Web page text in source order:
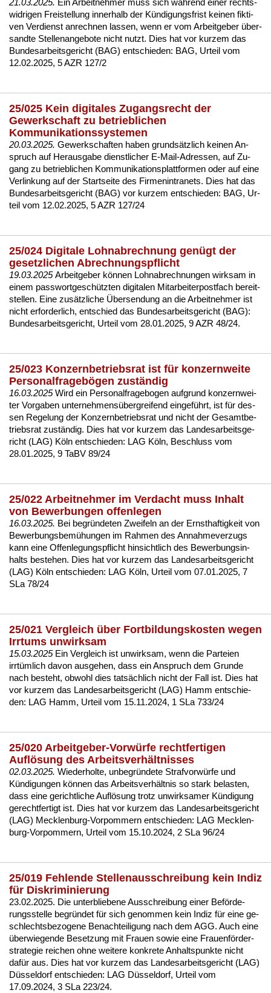
21.03.2025. Ein Ar­beit­neh­mer muss sich während ei­ner rechts­
wid­ri­gen Frei­stel­lung in­ner­halb der Kündi­gungs­frist kei­nen fik­ti­
ven Ver­dienst an­rech­nen las­sen, wenn er vom Ar­beit­ge­ber über­
sand­te Stel­len­an­ge­bo­te nicht nutzt. Dies hat vor kur­zem das
Bun­des­ar­beits­ge­richt (BAG) ent­schie­den: BAG, Ur­teil vom
12.02.2025, 5 AZR 127/2
25/025 Kein digitales Zugangsrecht der
Gewerkschaft zu betrieblichen
Kommunikationssystemen
20.03.2025. Ge­werk­schaf­ten ha­ben grundsätz­lich kei­nen An­
spruch auf Her­aus­ga­be dienst­li­cher E-Mail-Adres­sen, auf Zu­
gang zu be­trieb­li­chen Kom­mu­ni­ka­ti­ons­platt­for­men oder auf ei­ne
Ver­lin­kung auf der Start­sei­te des Fir­men­in­tra­nets. Dies hat das
Bun­des­ar­beits­ge­richt (BAG) vor kur­zem ent­schie­den: BAG, Ur­
teil vom 12.02.2025, 5 AZR 127/24
25/024 Digitale Lohnabrechnung genügt der
gesetzlichen Abrechnungspflicht
19.03.2025Ar­beit­ge­ber können Lohn­ab­rech­nun­gen wirk­sam in
ei­nem pass­wort­geschütz­ten di­gi­ta­len Mit­ar­bei­ter­post­fach be­reit­
stel­len. Ei­ne zusätz­li­che Über­sen­dung an die Ar­beit­neh­mer ist
nicht er­for­der­lich, ent­schied das Bun­des­ar­beits­ge­richt (BAG):
Bun­des­ar­beits­ge­richt, Ur­teil vom 28.01.2025, 9 AZR 48/24.
25/023 Konzernbetriebsrat ist für konzernweite
Personalfragebögen zuständig
16.03.2025Wird ein Per­so­nal­fra­ge­bo­gen auf­grund kon­zern­wei­
ter Vor­ga­ben un­ter­neh­mensüberg­rei­fend ein­geführt, ist für des­
sen Re­ge­lung der Kon­zern­be­triebs­rat und nicht der Ge­samt­be­
triebs­rat zuständig. Dies hat vor kur­zem das Lan­des­ar­beits­ge­
richt (LAG) Köln ent­schie­den: LAG Köln, Be­schluss vom
28.01.2025, 9 TaBV 89/24
25/022 Arbeitnehmer im Verdacht muss Inhalt
von Bewerbungen offenlegen
16.03.2025. Bei be­gründe­ten Zwei­feln an der Ernst­haf­tig­keit von
Be­wer­bungs­bemühun­gen im Rah­men des An­nah­me­ver­zugs
kann ei­ne Of­fen­le­gungs­pflicht hin­sicht­lich des Be­wer­bungs­in­
halts be­ste­hen. Dies hat vor kur­zem das Lan­des­ar­beits­ge­richt
(LAG) Köln ent­schie­den: LAG Köln, Ur­teil vom 07.01.2025, 7
SLa 78/24
25/021 Vergleich über Fortbildungskosten wegen
Irrtums unwirksam
15.03.2025Ein Ver­gleich ist un­wirk­sam, wenn die Par­tei­en
irrtümlich da­von aus­ge­hen, dass ein An­spruch dem Grun­de
nach be­steht, ob­wohl dies tatsächlich nicht der Fall ist. Dies hat
vor kur­zem das Lan­des­ar­beits­ge­richt (LAG) Hamm ent­schie­
den: LAG Hamm, Ur­teil vom 15.11.2024, 1 SLa 733/24
25/020 Arbeitgeber-Vorwürfe rechtfertigen
Auflösung des Arbeitsverhältnisses
02.03.2025. Wie­der­hol­te, un­be­gründe­te Straf­vorwürfe und
Kündi­gun­gen können das Ar­beits­verhält­nis so stark be­las­ten,
dass ei­ne ge­richt­li­che Auflösung trotz un­wirk­sa­mer Kündi­gung
ge­recht­fer­tigt ist. Dies hat vor kur­zem das Lan­des­ar­beits­ge­richt
(LAG) Meck­len­burg-Vor­pom­mern ent­schie­den: LAG Meck­len­
burg-Vor­pom­mern, Ur­teil vom 15.10.2024, 2 SLa 96/24
25/019 Fehlende Stellenausschreibung kein Indiz
für Diskriminierung
23.02.2025. Die un­ter­blie­be­ne Aus­schrei­bung ei­ner Beförde­
rungs­stel­le be­gründet für sich ge­nom­men kein In­diz für ei­ne ge­
schlechts­be­zo­ge­ne Be­nach­tei­li­gung nach dem AGG. Auch ei­ne
über­wie­gen­de Be­set­zung mit Frau­en so­wie ei­ne Frau­enförder­
stra­te­gie rei­chen oh­ne wei­te­re kon­kre­te An­halts­punk­te nicht
dafür aus. Dies hat vor kur­zem das Lan­des­ar­beits­ge­richt (LAG)
Düssel­dorf ent­schie­den: LAG Düssel­dorf, Ur­teil vom
17.09.2024, 3 SLa 223/24.